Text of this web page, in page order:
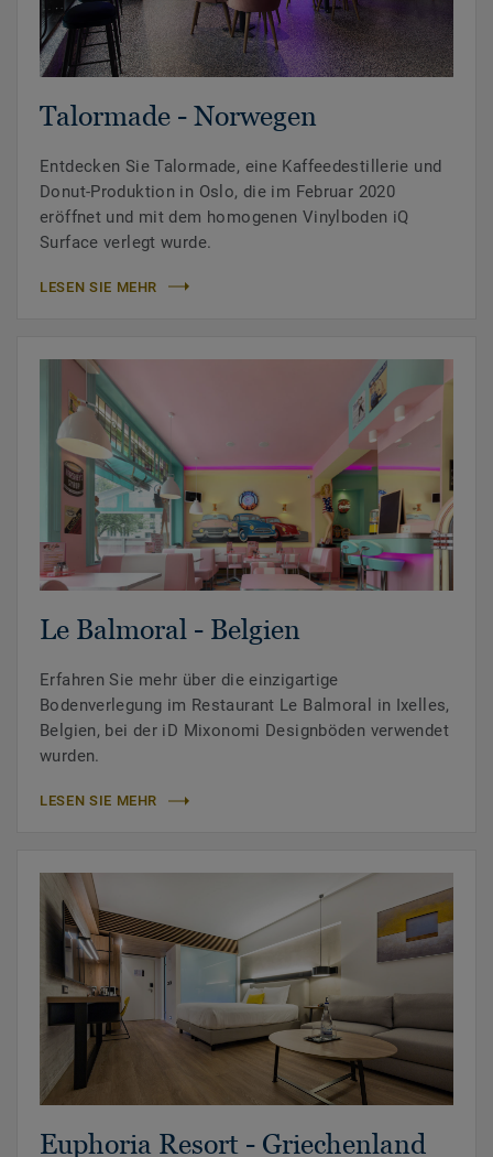
Talormade - Norwegen
Entdecken Sie Talormade, eine Kaffeedestillerie und
Donut-Produktion in Oslo, die im Februar 2020
eröffnet und mit dem homogenen Vinylboden iQ
Surface verlegt wurde.
LESEN SIE MEHR
Le Balmoral - Belgien
Erfahren Sie mehr über die einzigartige
Bodenverlegung im Restaurant Le Balmoral in Ixelles,
Belgien, bei der iD Mixonomi Designböden verwendet
wurden.
LESEN SIE MEHR
Euphoria Resort - Griechenland